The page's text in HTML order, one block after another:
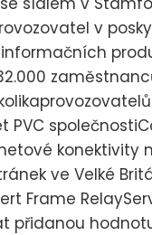
v
PVC
konektivity
ve Velké
Frame
přidanou